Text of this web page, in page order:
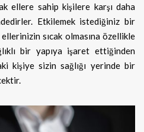
ellere sahip kişilere karşı daha
Etkilemek istediğiniz bir
sıcak olmasına özellikle
bir yapıya işaret ettiğinden
kişiye sizin sağlığı yerinde bir